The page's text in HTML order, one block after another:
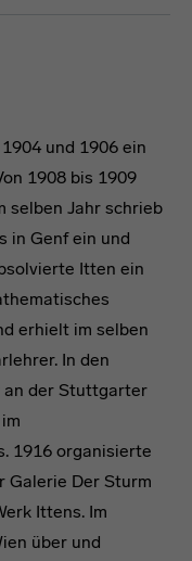
und 1906 ein
1908 bis 1909
selben Jahr schrieb
in Genf ein und
Itten ein
erhielt im selben
In den
an der Stuttgarter
1916 organisierte
Galerie Der Sturm
Ittens. Im
über und